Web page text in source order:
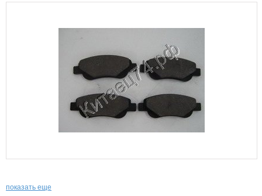
показать еще